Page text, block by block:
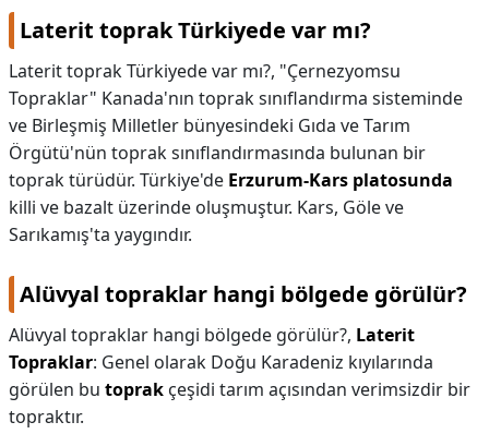
Laterit toprak Türkiyede var mı?
Laterit toprak Türkiyede var mı?, "Çernezyomsu
Topraklar" Kanada'nın toprak sınıflandırma sisteminde
ve Birleşmiş Milletler bünyesindeki Gıda ve Tarım
Örgütü'nün toprak sınıflandırmasında bulunan bir
toprak türüdür. Türkiye'de Erzurum-Kars platosunda
killi ve bazalt üzerinde oluşmuştur. Kars, Göle ve
Sarıkamış'ta yaygındır.
Alüvyal topraklar hangi bölgede görülür?
Alüvyal topraklar hangi bölgede görülür?, Laterit
Topraklar: Genel olarak Doğu Karadeniz kıyılarında
görülen bu toprak çeşidi tarım açısından verimsizdir bir
topraktır.